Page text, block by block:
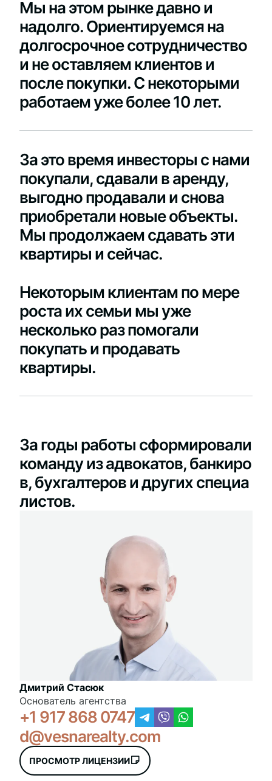
Мы на этом рынке давно и
надолго. Ориентируемся на
долгосрочное сотрудничество
и не оставляем клиентов и
после покупки. С некоторыми
работаем уже более 10 лет.
За это время инвесторы с нами
покупали, сдавали в аренду,
выгодно продавали и снова
приобретали новые объекты.
Мы продолжаем сдавать эти
квартиры и сейчас.
Некоторым клиентам по мере
роста их семьи мы уже
несколько раз помогали
покупать и продавать
квартиры.
За годы работы сформировали
команду из адвокатов, банкиро
в, бухгалтеров и других специа
листов.
Дмитрий Стасюк
Основатель агентства
+1 917 868 0747
d@vesnarealty.com
ПРОСМОТР ЛИЦЕНЗИИ